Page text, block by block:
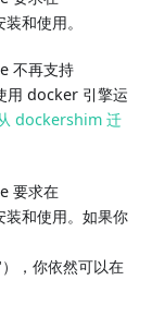
和使用。
不再支持
用 docker 引擎运
dockershim 迁
要求在
装和使用。如果你
，你依然可以在